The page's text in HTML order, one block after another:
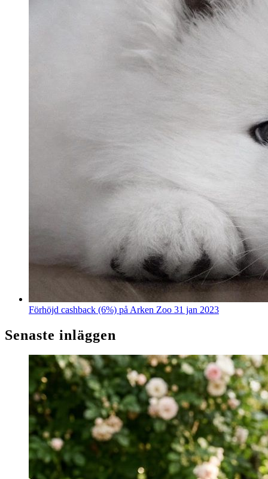
Förhöjd cashback (6%) på Arken Zoo 31 jan 2023
Senaste inläggen